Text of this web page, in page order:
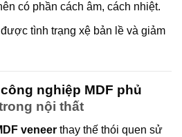
có phần cách âm, cách nhiệt.
tình trạng xệ bản lề và giảm
nghiệp MDF phủ
nội thất
veneer thay thế thói quen sử